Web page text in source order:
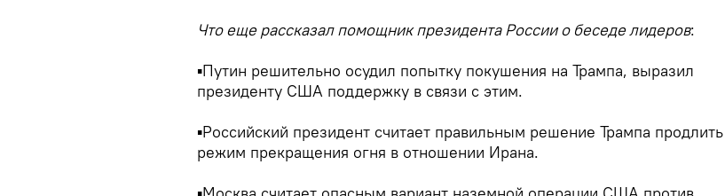
Что еще рассказал помощник президента России о беседе лидеров:
▪Путин решительно осудил попытку покушения на Трампа, выразил
президенту США поддержку в связи с этим.
▪Российский президент считает правильным решение Трампа продлить
режим прекращения огня в отношении Ирана.